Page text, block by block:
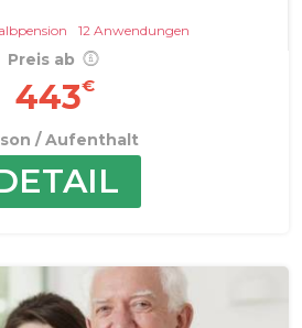
12 Anwendungen
Preis ab
443€
/ Aufenthalt